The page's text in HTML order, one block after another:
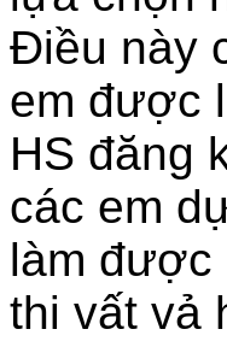
Điều này
em được
HS đăng
các em
làm được
thi vất vả